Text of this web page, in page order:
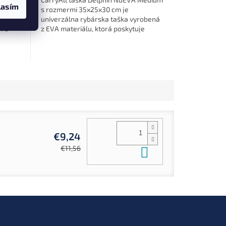
s rozmermi 35x25x30 cm je
univerzálna rybárska taška vyrobená
z EVA materiálu, ktorá poskytuje
€9,24
€11,56